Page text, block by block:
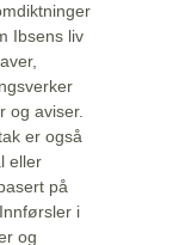
Ibsens liv
og aviser.
er også
eller
på
i
og